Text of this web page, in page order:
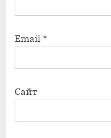
Email *
Сайт